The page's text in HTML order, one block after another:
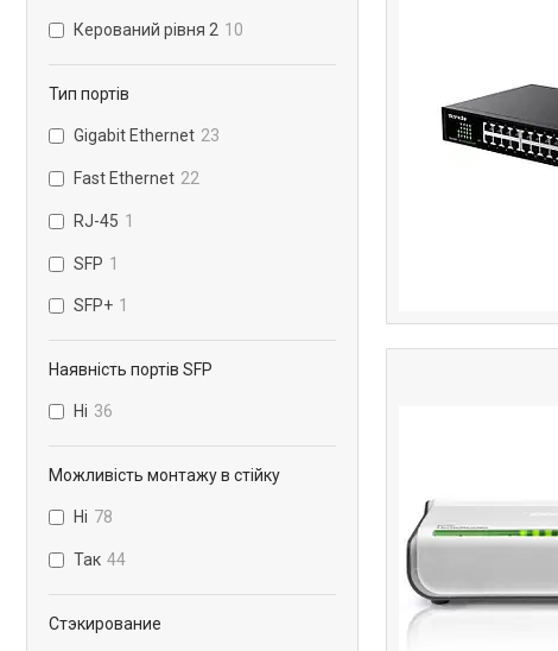
Керований рівня 2 10
Тип портів
Gigabit Ethernet 23
Fast Ethernet 22
RJ-45 1
SFP 1
SFP+ 1
Наявність портів SFP
Ні 36
Можливість монтажу в стійку
Ні 78
Так 44
Стэкирование